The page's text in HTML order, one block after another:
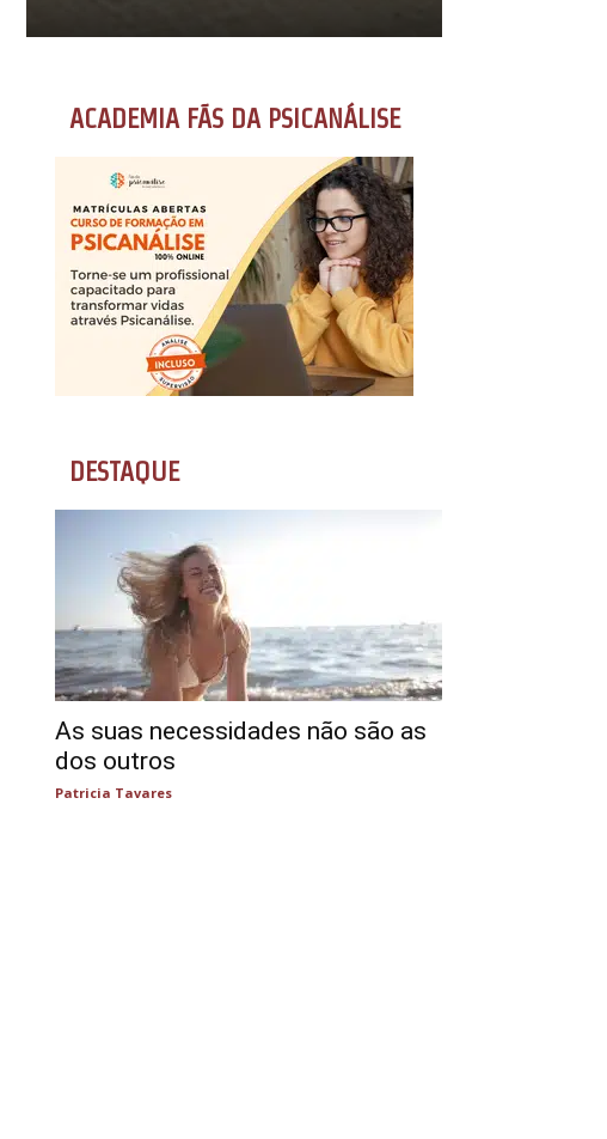
ACADEMIA FÃS DA PSICANÁLISE
DESTAQUE
As suas necessidades não são as
dos outros
Patricia Tavares